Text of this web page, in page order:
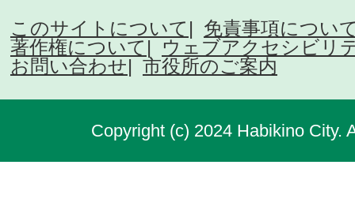
このサイトについて
免責事項につい
著作権について
ウェブアクセシビリ
お問い合わせ
市役所のご案内
Copyright (c) 2024 Habikino City.